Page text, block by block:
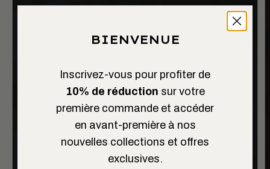
BIENVENUE
Inscrivez-vous pour profiter de
10% de réduction sur votre
première commande et accéder
en avant-première à nos
nouvelles collections et offres
exclusives.